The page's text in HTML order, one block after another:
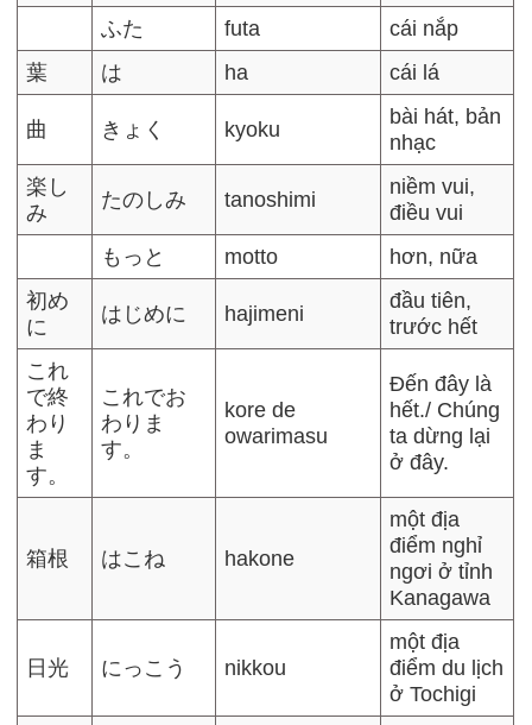
ふた futa
cái nắp
葉
は ha cái lá
曲 きょく kyoku
bài hát, bản
nhạc
楽し
み
たのしみ tanoshimi
niềm vui,
điều vui
もっと
motto
hơn, nữa
初め
に
はじめに hajimeni
đầu tiên,
trước hết
これ
で終
わり
ま
す。
これでお
わりま
す。
kore de
owarimasu
Đến đây là
hết./ Chúng
ta dừng lại
ở đây.
箱根 はこね hakone
một địa
điểm nghỉ
ngơi ở tỉnh
Kanagawa
日光 にっこう nikkou
một địa
điểm du lịch
ở Tochigi